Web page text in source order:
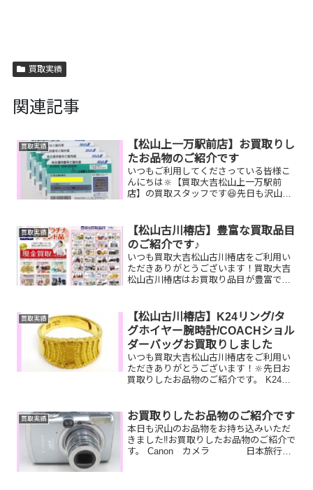
買取実績
関連記事
買取実績
【松山上一万駅前店】お買取りし
たお品物のご紹介です
いつもご利用してくださっている皆様こ
んにちは🔆【買取大吉松山上一万駅前
店】の買取スタッフです😆先日も沢山の
優待券 FUJICAカメラ
CHANELダ...
買取実績
【松山古川椿店】豊富な買取品目
のご紹介です♪
いつも買取大吉松山古川椿店をご利用い
ただきありがとうございます！買取大吉
松山古川椿店はお買取り品目が豊富で
たものや、片手でお持ちいただけるもの
ならお買取りできるお品が...
買取実績
【松山古川椿店】K24リング/タ
グホイヤー腕時計/COACHショル
ダーバッグお買取りしました
いつも買取大吉松山古川椿店をご利用い
ただきありがとうございます！🔆先日お
買取りしたお品物のご紹介です。 K24リ
ざいませんか？ぜひ買取大吉松山古川椿
店にお査定させ...
買取実績 お買取りしたお品物のご紹介です
本日も沢山のお品物をお持ち込みいただ
きました‼️お買取りしたお品物のご紹介で
す。 Canon カメラ 日本旅行ギ